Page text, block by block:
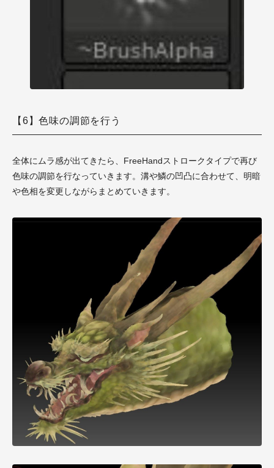
【6】色味の調節を行う
全体にムラ感が出てきたら、FreeHandストロークタイプで再び
色味の調節を行なっていきます。溝や鱗の凹凸に合わせて、明暗
や色相を変更しながらまとめていきます。